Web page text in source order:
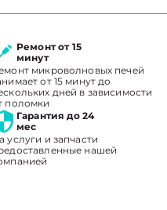
Ремонт от 15
минут
микроволновых печей
от 15 минут до
дней в зависимости
поломки
Гарантия до 24
мес
услуги и запчасти
нашей